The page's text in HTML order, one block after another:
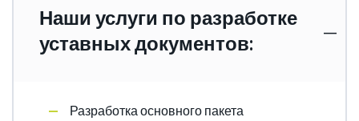
Наши услуги по разработке
уставных документов:
Разработка основного пакета